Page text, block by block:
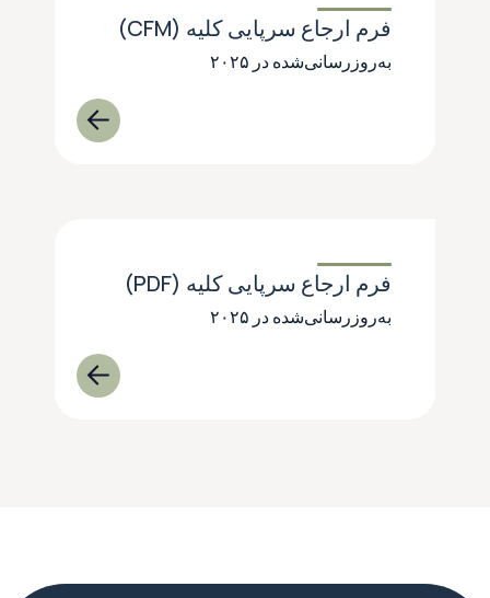
فرم ارجاع سرپایی کلیه (CFM)
به‌روزرسانی‌شده در ۲۰۲۵
فرم ارجاع سرپایی کلیه (PDF)
به‌روزرسانی‌شده در ۲۰۲۵